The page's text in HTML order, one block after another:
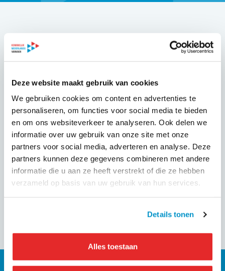
Deze website maakt gebruik van cookies
We gebruiken cookies om content en advertenties te
personaliseren, om functies voor social media te bieden
en om ons websiteverkeer te analyseren. Ook delen we
informatie over uw gebruik van onze site met onze
partners voor social media, adverteren en analyse. Deze
partners kunnen deze gegevens combineren met andere
informatie die u aan ze heeft verstrekt of die ze hebben
verzameld op basis van uw gebruik van hun services.
Details tonen
Alles toestaan
Binnenlands Bestuur interviewde Fred Teeven over de
realiteit van het leerlingenvervoer: ‘Het systeem kraakt. Dit
kan zo niet oneindig doorgaan. De wal gaat het schip keren.’
Lees 'Eisen gemeenten gaan soms veel te ver'
GEPUBLICEERD OP
30 juni 2025
Deel dit evenement